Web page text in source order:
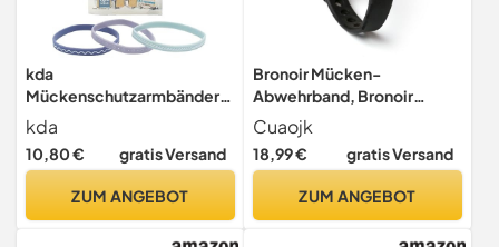
kda
Mückenschutzarmbänder
Light für Erwachsene im 3er
Set - Sicherer
Mückenschutz Outdoor
Mosquito Strand DEET-frei
kda
10,80 € gratis Versand
ZUM ANGEBOT
Bronoir Mücken-
Abwehrband, Bronoir
Mückenabwehrband
Armband Kinder (Schwarz)
Cuaojk
18,99 € gratis Versand
ZUM ANGEBOT